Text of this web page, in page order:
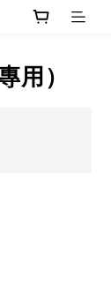
用）